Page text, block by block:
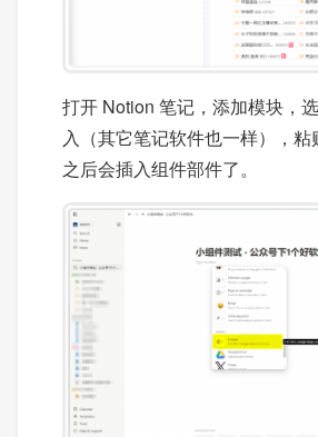
打开 Notion 笔记，添加模块，
入（其它笔记软件也一样），粘
之后会插入组件部件了。